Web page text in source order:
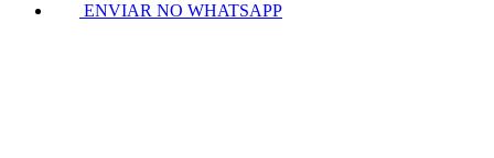
ENVIAR NO WHATSAPP